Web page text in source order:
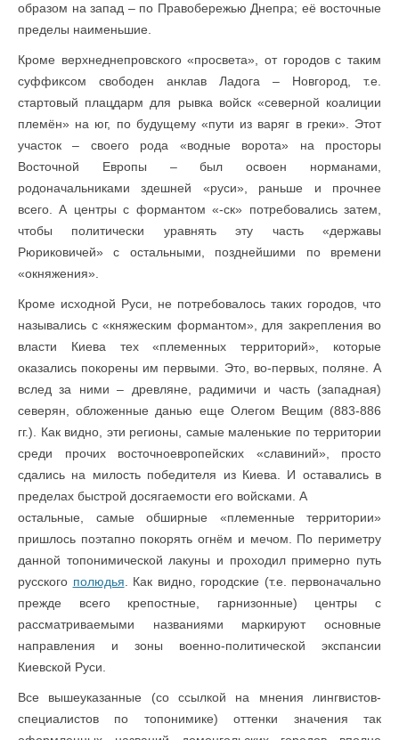
образом на запад – по Правобережью Днепра; её восточные
пределы наименьшие.
Кроме верхнеднепровского «просвета», от городов с таким
суффиксом свободен анклав Ладога – Новгород, т.е.
стартовый плацдарм для рывка войск «северной коалиции
племён» на юг, по будущему «пути из варяг в греки». Этот
участок – своего рода «водные ворота» на просторы
Восточной Европы – был освоен норманами,
родоначальниками здешней «руси», раньше и прочнее
всего. А центры с формантом «-ск» потребовались затем,
чтобы политически уравнять эту часть «державы
Рюриковичей» с остальными, позднейшими по времени
«окняжения».
Кроме исходной Руси, не потребовалось таких городов, что
назывались с «княжеским формантом», для закрепления во
власти Киева тех «племенных территорий», которые
оказались покорены им первыми. Это, во-первых, поляне. А
вслед за ними – древляне, радимичи и часть (западная)
северян, обложенные данью еще Олегом Вещим (883-886
гг.). Как видно, эти регионы, самые маленькие по территории
среди прочих восточноевропейских «славиний», просто
сдались на милость победителя из Киева. И оставались в
пределах быстрой досягаемости его войсками. А
остальные, самые обширные «племенные территории»
пришлось поэтапно покорять огнём и мечом. По периметру
данной топонимической лакуны и проходил примерно путь
русского полюдья . Как видно, городские (т.е. первоначально
прежде всего крепостные, гарнизонные) центры с
рассматриваемыми названиями маркируют основные
направления и зоны военно-политической экспансии
Киевской Руси.
Все вышеуказанные (со ссылкой на мнения лингвистов-
специалистов по топонимике) оттенки значения так